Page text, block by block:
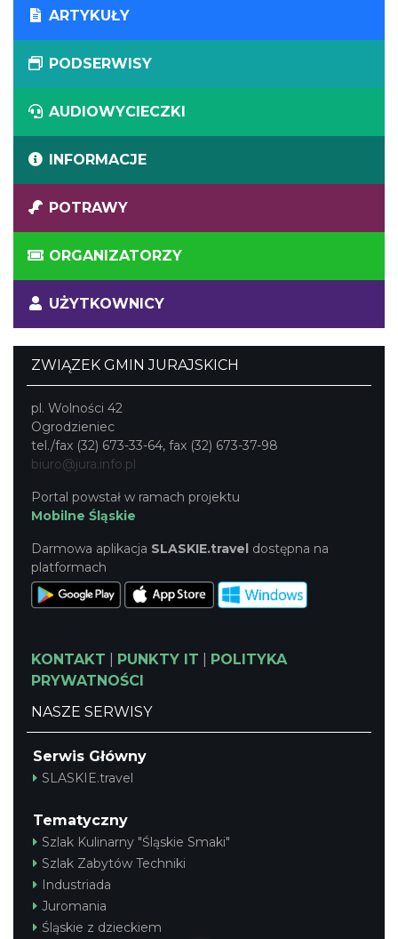
ARTYKUŁY
PODSERWISY
AUDIOWYCIECZKI
INFORMACJE
POTRAWY
ORGANIZATORZY
UŻYTKOWNICY
ZWIĄZEK GMIN JURAJSKICH
pl. Wolności 42
Ogrodzieniec
tel./fax (32) 673-33-64, fax (32) 673-37-98
biuro@jura.info.pl
Portal powstał w ramach projektu
Mobilne Śląskie
Darmowa aplikacja SLASKIE.travel dostępna na
platformach
KONTAKT PUNKTY IT
POLITYKA
PRYWATNOŚCI
NASZE SERWISY
Serwis Główny
SLASKIE.travel
Tematyczny
Szlak Kulinarny "Śląskie Smaki"
Szlak Zabytów Techniki
Industriada
Juromania
Śląskie z dzieckiem